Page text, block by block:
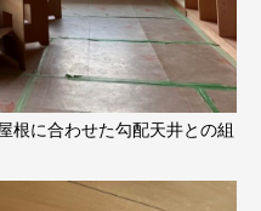
根に合わせた勾配天井との組